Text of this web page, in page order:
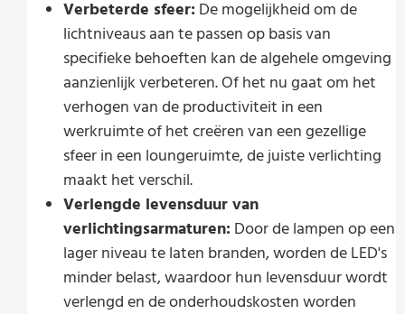
Verbeterde sfeer: De mogelijkheid om de
lichtniveaus aan te passen op basis van
specifieke behoeften kan de algehele omgeving
aanzienlijk verbeteren. Of het nu gaat om het
verhogen van de productiviteit in een
werkruimte of het creëren van een gezellige
sfeer in een loungeruimte, de juiste verlichting
maakt het verschil.
Verlengde levensduur van
verlichtingsarmaturen: Door de lampen op een
lager niveau te laten branden, worden de LED's
minder belast, waardoor hun levensduur wordt
verlengd en de onderhoudskosten worden